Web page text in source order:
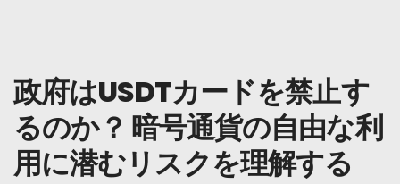
サインアップ
日本語
政府はUSDTカードを禁止す
るのか？ 暗号通貨の自由な利
用に潜むリスクを理解する